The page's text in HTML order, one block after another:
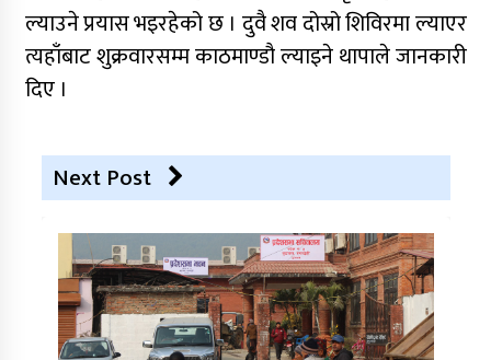
ल्याउने प्रयास भइरहेको छ । दुवै शव दोस्रो शिविरमा ल्याएर
त्यहाँबाट शुक्रवारसम्म काठमाण्डौ ल्याइने थापाले जानकारी
दिए ।
Next Post